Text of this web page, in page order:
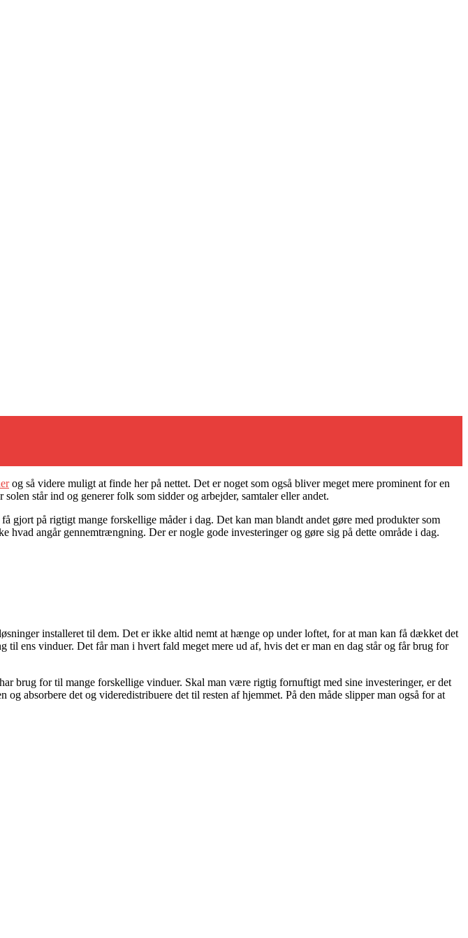
og så videre muligt at finde her på nettet. Det er noget som også bliver meget mere prominent for en
står ind og generer folk som sidder og arbejder, samtaler eller andet.
på rigtigt mange forskellige måder i dag. Det kan man blandt andet gøre med produkter som
hvad angår gennemtrængning. Der er nogle gode investeringer og gøre sig på dette område i dag.
installeret til dem. Det er ikke altid nemt at hænge op under loftet, for at man kan få dækket det
ens vinduer. Det får man i hvert fald meget mere ud af, hvis det er man en dag står og får brug for
brug for til mange forskellige vinduer. Skal man være rigtig fornuftigt med sine investeringer, er det
absorbere det og videredistribuere det til resten af hjemmet. På den måde slipper man også for at